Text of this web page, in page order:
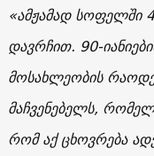
«ამჟამად სოფელში
დავრჩით. 90-
მოსახლეობის
მაჩვენებელს,
რომ აქ ცხოვრება